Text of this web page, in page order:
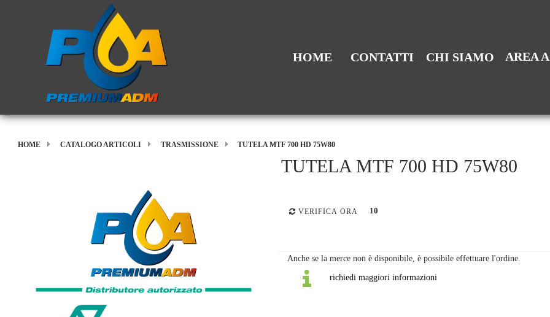
HOME CONTATTI CHI SIAMO AREA
HOME CATALOGO ARTICOLI TRASMISSIONE TUTELA MTF 700 HD 75W80
TUTELA MTF 700 HD 75W80
VERIFICA ORA 10
Anche se la merce non è disponibile, è possibile effettuare l'ordine.
richiedi maggiori informazioni